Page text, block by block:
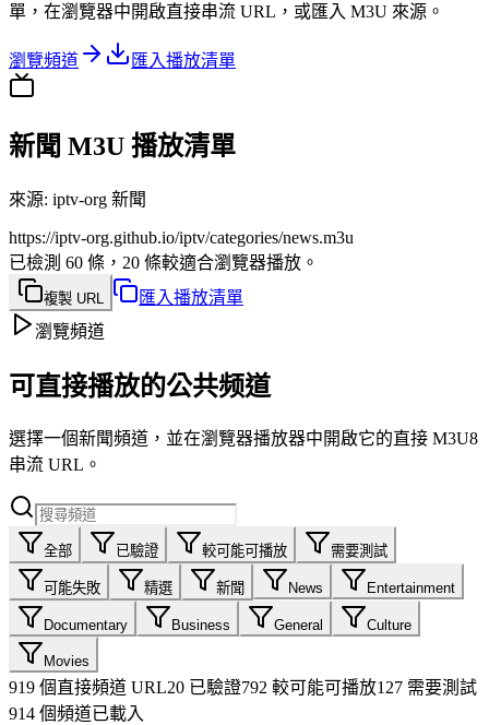
單，在瀏覽器中開啟直接串流 URL，或匯入 M3U 來源。
瀏覽頻道 匯入播放清單
新聞 M3U 播放清單
來源: iptv-org 新聞
https://iptv-org.github.io/iptv/categories/news.m3u
已檢測 60 條，20 條較適合瀏覽器播放。
複製 URL
匯入播放清單
瀏覽頻道
可直接播放的公共频道
選擇一個新聞頻道，並在瀏覽器播放器中開啟它的直接 M3U8
串流 URL。
全部 已驗證 較可能可播放 需要測試
可能失敗 精選 新聞 News Entertainment
Documentary Business General Culture
Movies
919 個直接頻道 URL20 已驗證792 較可能可播放127 需要測試
914 個頻道已載入